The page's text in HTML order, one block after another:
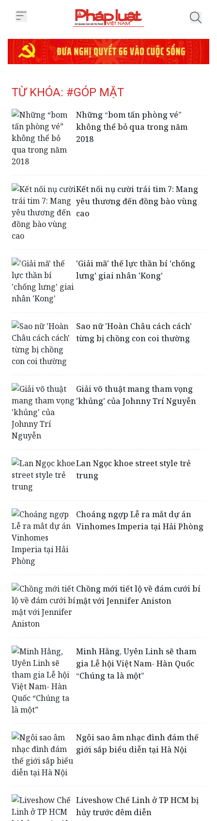
TỪ KHÓA: #GÓP MẶT
Những “bom tấn phòng vé”
không thể bỏ qua trong năm
2018
Kết nối nụ cười trái tim 7: Mang
yêu thương đến đồng bào vùng
cao
'Giải mã' thế lực thần bí 'chống
lưng' giai nhân 'Kong'
Sao nữ 'Hoàn Châu cách cách'
từng bị chồng con coi thường
Giải võ thuật mang tham vọng
'khủng' của Johnny Trí Nguyễn
Lan Ngọc khoe street style trẻ
trung
Choáng ngợp Lễ ra mắt dự án
Vinhomes Imperia tại Hải Phòng
Chồng mới tiết lộ về đám cưới bí
mật với Jennifer Aniston
Minh Hằng, Uyên Linh sẽ tham
gia Lễ hội Việt Nam- Hàn Quốc
“Chúng ta là một”
Ngôi sao âm nhạc đình đám thế
giới sắp biểu diễn tại Hà Nội
Liveshow Chế Linh ở TP HCM bị
hủy trước đêm diễn